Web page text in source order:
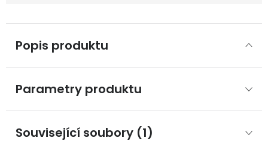
Popis produktu
Parametry produktu
Související soubory (1)